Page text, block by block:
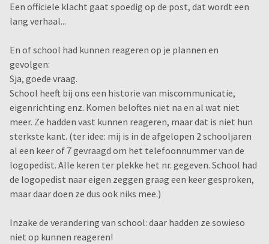
Een officiele klacht gaat spoedig op de post, dat wordt een
lang verhaal...
En of school had kunnen reageren op je plannen en
gevolgen:
Sja, goede vraag.
School heeft bij ons een historie van miscommunicatie,
eigenrichting enz. Komen beloftes niet na en al wat niet
meer. Ze hadden vast kunnen reageren, maar dat is niet hun
sterkste kant. (ter idee: mij is in de afgelopen 2 schooljaren
al een keer of 7 gevraagd om het telefoonnummer van de
logopedist. Alle keren ter plekke het nr. gegeven. School had
de logopedist naar eigen zeggen graag een keer gesproken,
maar daar doen ze dus ook niks mee.)
Inzake de verandering van school: daar hadden ze sowieso
niet op kunnen reageren!